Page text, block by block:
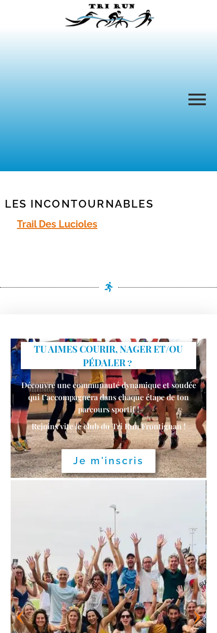
LES INCONTOURNABLES
Trail Des Lucioles
TU AIMES COURIR, NAGER ET/OU
PÉDALER ?
Découvre une communauté dynamique et soudée
qui t’accompagnera dans chaque étape de ton
parcours sportif !
Rejoins vite le club du Tri Run Frontignan !
Je m'inscris